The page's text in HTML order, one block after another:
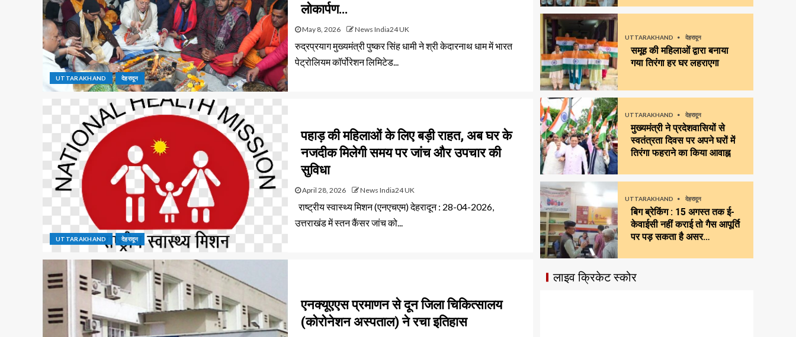
UTTARAKHAND देहरादून
लोकार्पण…
May 8, 2026 News India24 UK
रुद्रप्रयाग मुख्यमंत्री पुष्कर सिंह धामी ने श्री केदारनाथ धाम में भारत
पेट्रोलियम कॉर्पोरेशन लिमिटेड...
UTTARAKHAND देहरादून
पहाड़ की महिलाओं के लिए बड़ी राहत, अब घर के
नजदीक मिलेगी समय पर जांच और उपचार की
सुविधा
April 28, 2026 News India24 UK
राष्ट्रीय स्वास्थ्य मिशन (एनएचएम) देहरादून : 28-04-2026,
उत्तराखंड में स्तन कैंसर जांच को...
एनक्यूएएस प्रमाणन से दून जिला चिकित्सालय
(कोरोनेशन अस्पताल) ने रचा इतिहास
UTTARAKHAND देहरादून
समूह की महिलाओं द्वारा बनाया
गया तिरंगा हर घर लहराएगा
UTTARAKHAND देहरादून
मुख्यमंत्री ने प्रदेशवासियों से
स्वतंत्रता दिवस पर अपने घरों में
तिरंगा फहराने का किया आवाह्न
UTTARAKHAND देहरादून
बिग ब्रेकिंग : 15 अगस्त तक ई-
केवाईसी नहीं कराई तो गैस आपूर्ति
पर पड़ सकता है असर…
लाइव क्रिकेट स्कोर